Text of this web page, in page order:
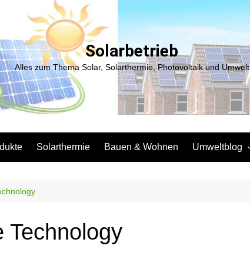
Solarbetrieb
Alles zum Thema Solar, Solarthermie, Photovoltaik und Umwelt
Solarthermie Bauen & Wohnen Umweltblog
Technology